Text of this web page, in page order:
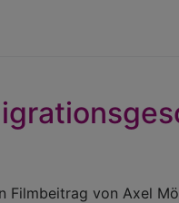
Filmbeitrag von Axel